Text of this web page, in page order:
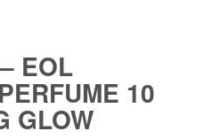
EOL
10
GLOW